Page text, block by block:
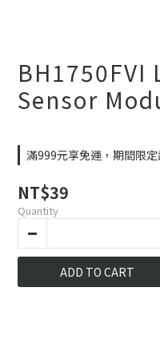
Sensor
滿999元享免運，期間限
NT$39
Quantity
ADD TO CART